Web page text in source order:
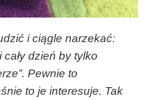
i ciągle narzekać:
cały dzień by tylko
Pewnie to
to je interesuje. Tak